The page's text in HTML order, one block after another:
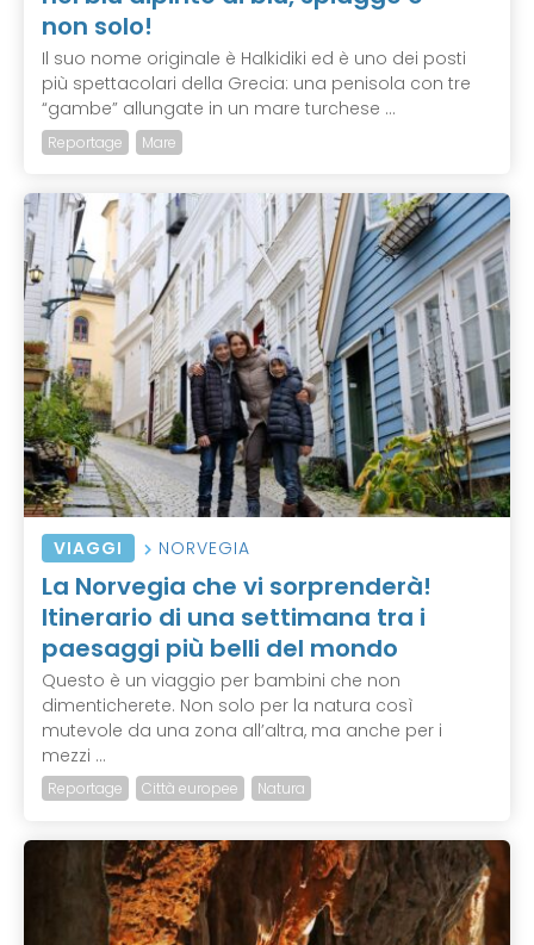
non solo!
Il suo nome originale è Halkidiki ed è uno dei posti
più spettacolari della Grecia: una penisola con tre
“gambe” allungate in un mare turchese ...
Reportage Mare
VIAGGI NORVEGIA
La Norvegia che vi sorprenderà!
Itinerario di una settimana tra i
paesaggi più belli del mondo
Questo è un viaggio per bambini che non
dimenticherete. Non solo per la natura così
mutevole da una zona all’altra, ma anche per i
mezzi ...
Reportage Città europee Natura